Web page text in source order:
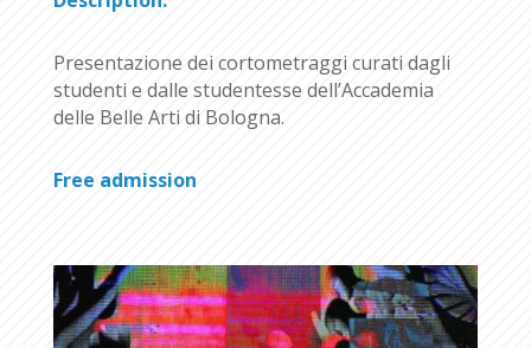
Presentazione dei cortometraggi curati dagli
studenti e dalle studentesse dell’Accademia
delle Belle Arti di Bologna.
Free admission